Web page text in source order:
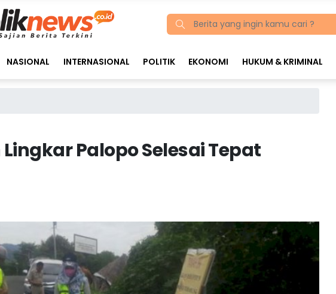
NASIONAL INTERNASIONAL POLITIK EKONOMI HUKUM & KRIMINAL
Palopo Selesai Tepat